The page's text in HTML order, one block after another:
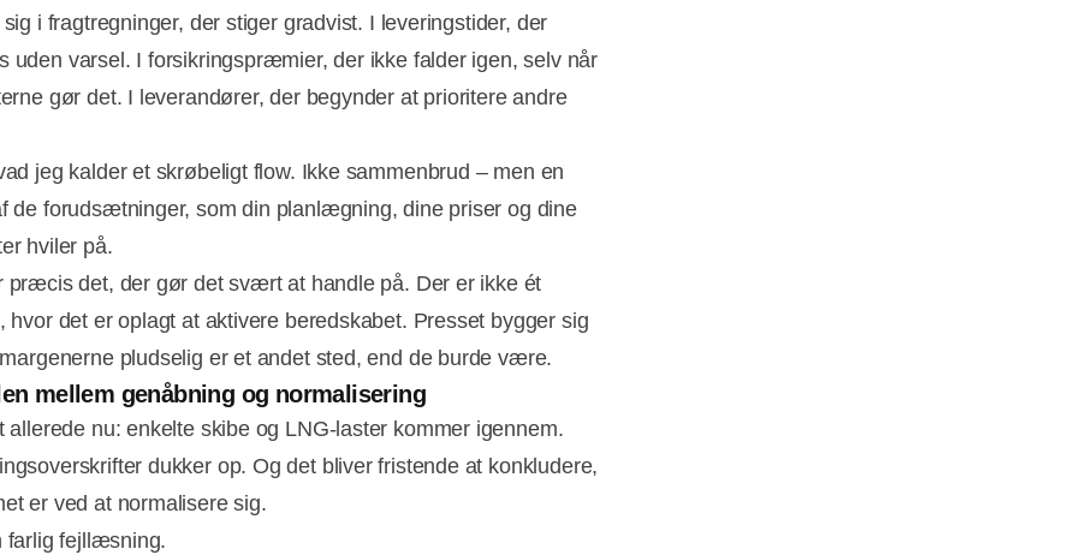
i fragtregninger, der stiger gradvist. I leveringstider, der
uden varsel. I forsikringspræmier, der ikke falder igen, selv når
gør det. I leverandører, der begynder at prioritere andre
jeg kalder et skrøbeligt flow. Ikke sammenbrud – men en
de forudsætninger, som din planlægning, dine priser og dine
hviler på.
præcis det, der gør det svært at handle på. Der er ikke ét
hvor det er oplagt at aktivere beredskabet. Presset bygger sig
pludselig er et andet sted, end de burde være.
mellem genåbning og normalisering
allerede nu: enkelte skibe og LNG-laster kommer igennem.
dukker op. Og det bliver fristende at konkludere,
er ved at normalisere sig.
farlig fejllæsning.